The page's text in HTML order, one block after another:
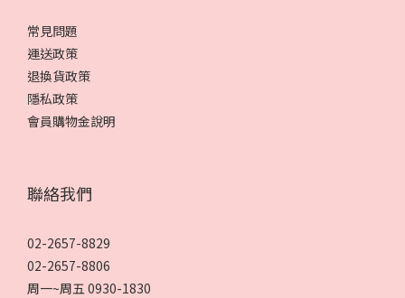
常見問題
運送政策
退換貨政策
隱私政策
會員購物金說明
聯絡我們
02-2657-8829
02-2657-8806
周一~周五 0930-1830